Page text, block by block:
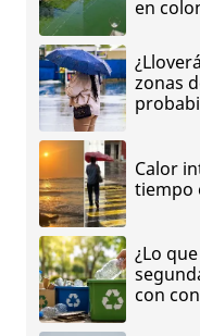
en
zonas
Calor
tiempo
¿Lo
con